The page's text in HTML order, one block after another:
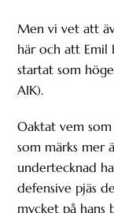
Men vi vet att
här och att Emil
startat som
AIK).
Oaktat vem
som märks mer
undertecknad
defensive pjäs
mycket på hans